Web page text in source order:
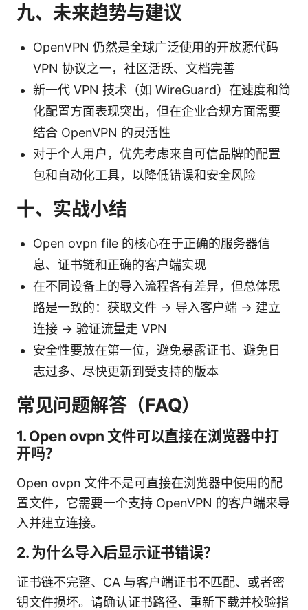
九、未来趋势与建议
OpenVPN 仍然是全球广泛使用的开放源代码
VPN 协议之一，社区活跃、文档完善
新一代 VPN 技术（如 WireGuard）在速度和简
化配置方面表现突出，但在企业合规方面需要
结合 OpenVPN 的灵活性
对于个人用户，优先考虑来自可信品牌的配置
包和自动化工具，以降低错误和安全风险
十、实战小结
Open ovpn file 的核心在于正确的服务器信
息、证书链和正确的客户端实现
在不同设备上的导入流程各有差异，但总体思
路是一致的：获取文件 → 导入客户端 → 建立
连接 → 验证流量走 VPN
安全性要放在第一位，避免暴露证书、避免日
志过多、尽快更新到受支持的版本
常见问题解答（FAQ）
1. Open ovpn 文件可以直接在浏览器中打
开吗？
Open ovpn 文件不是可直接在浏览器中使用的配
置文件，它需要一个支持 OpenVPN 的客户端来导
入并建立连接。
2. 为什么导入后显示证书错误？
证书链不完整、CA 与客户端证书不匹配、或者密
钥文件损坏。请确认证书路径、重新下载并校验指